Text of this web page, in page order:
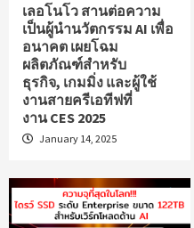
เลอโนโว สานต่อความ
เป็นผู้นำนวัตกรรม AI เพื่อ
อนาคต เผยโฉม
ผลิตภัณฑ์สำหรับ
ธุรกิจ, เกมมิ่ง และผู้ใช้
งานสายครีเอทีฟที่
งาน CES 2025
January 14, 2025